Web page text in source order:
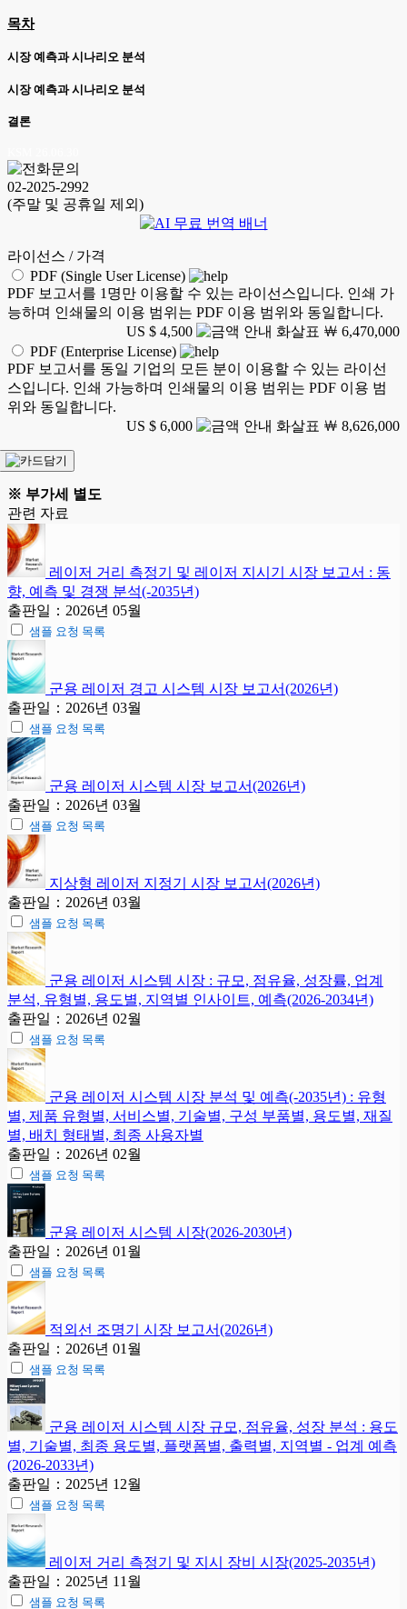
목차
시장 예측과 시나리오 분석
시장 예측과 시나리오 분석
결론
02-2025-2992
(주말 및 공휴일 제외)
라이선스 / 가격
PDF (Single User License)
PDF 보고서를 1명만 이용할 수 있는 라이선스입니다. 인쇄 가
능하며 인쇄물의 이용 범위는 PDF 이용 범위와 동일합니다.
US $ 4,500
￦ 6,470,000
PDF (Enterprise License)
PDF 보고서를 동일 기업의 모든 분이 이용할 수 있는 라이선
스입니다. 인쇄 가능하며 인쇄물의 이용 범위는 PDF 이용 범
위와 동일합니다.
US $ 6,000
￦ 8,626,000
※ 부가세 별도
관련 자료
레이저 거리 측정기 및 레이저 지시기 시장 보고서 : 동
향, 예측 및 경쟁 분석(-2035년)
출판일：2026년 05월
샘플 요청 목록
군용 레이저 경고 시스템 시장 보고서(2026년)
출판일：2026년 03월
샘플 요청 목록
군용 레이저 시스템 시장 보고서(2026년)
출판일：2026년 03월
샘플 요청 목록
지상형 레이저 지정기 시장 보고서(2026년)
출판일：2026년 03월
샘플 요청 목록
군용 레이저 시스템 시장 : 규모, 점유율, 성장률, 업계
분석, 유형별, 용도별, 지역별 인사이트, 예측(2026-2034년)
출판일：2026년 02월
샘플 요청 목록
군용 레이저 시스템 시장 분석 및 예측(-2035년) : 유형
별, 제품 유형별, 서비스별, 기술별, 구성 부품별, 용도별, 재질
별, 배치 형태별, 최종 사용자별
출판일：2026년 02월
샘플 요청 목록
군용 레이저 시스템 시장(2026-2030년)
출판일：2026년 01월
샘플 요청 목록
적외선 조명기 시장 보고서(2026년)
출판일：2026년 01월
샘플 요청 목록
군용 레이저 시스템 시장 규모, 점유율, 성장 분석 : 용도
별, 기술별, 최종 용도별, 플랫폼별, 출력별, 지역별 - 업계 예측
(2026-2033년)
출판일：2025년 12월
샘플 요청 목록
레이저 거리 측정기 및 지시 장비 시장(2025-2035년)
출판일：2025년 11월
샘플 요청 목록